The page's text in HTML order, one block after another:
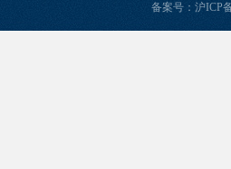
备案号： 沪ICP